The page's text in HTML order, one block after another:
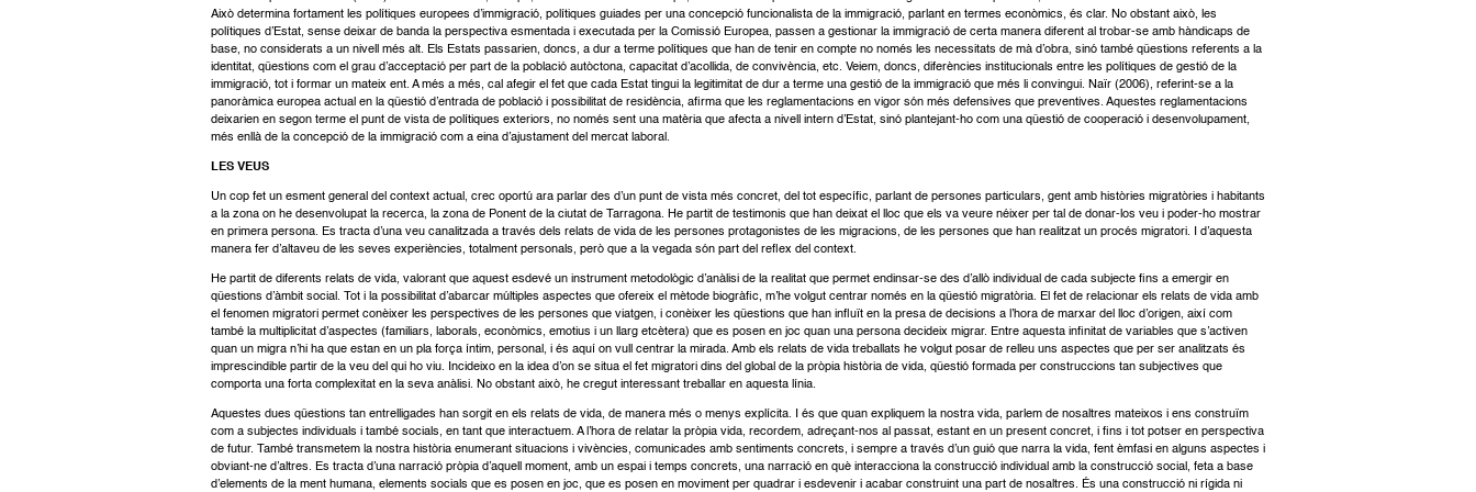
Això determina fortament les polítiques europees d’immigració, polítiques guiades per una concepció funcionalista de la immigració, parlant en termes econòmics, és clar. No obstant això, les
polítiques d’Estat, sense deixar de banda la perspectiva esmentada i executada per la Comissió Europea, passen a gestionar la immigració de certa manera diferent al trobar-se amb hàndicaps de
base, no considerats a un nivell més alt. Els Estats passarien, doncs, a dur a terme polítiques que han de tenir en compte no només les necessitats de mà d’obra, sinó també qüestions referents a la
identitat, qüestions com el grau d’acceptació per part de la població autòctona, capacitat d’acollida, de convivència, etc. Veiem, doncs, diferències institucionals entre les polítiques de gestió de la
immigració, tot i formar un mateix ent. A més a més, cal afegir el fet que cada Estat tingui la legitimitat de dur a terme una gestió de la immigració que més li convingui. Naïr (2006), referint-se a la
panoràmica europea actual en la qüestió d’entrada de població i possibilitat de residència, afirma que les reglamentacions en vigor són més defensives que preventives. Aquestes reglamentacions
deixarien en segon terme el punt de vista de polítiques exteriors, no només sent una matèria que afecta a nivell intern d’Estat, sinó plantejant-ho com una qüestió de cooperació i desenvolupament,
més enllà de la concepció de la immigració com a eina d’ajustament del mercat laboral.
LES VEUS
Un cop fet un esment general del context actual, crec oportú ara parlar des d’un punt de vista més concret, del tot específic, parlant de persones particulars, gent amb històries migratòries i habitants
a la zona on he desenvolupat la recerca, la zona de Ponent de la ciutat de Tarragona. He partit de testimonis que han deixat el lloc que els va veure néixer per tal de donar-los veu i poder-ho mostrar
en primera persona. Es tracta d’una veu canalitzada a través dels relats de vida de les persones protagonistes de les migracions, de les persones que han realitzat un procés migratori. I d’aquesta
manera fer d’altaveu de les seves experiències, totalment personals, però que a la vegada són part del reflex del context.
He partit de diferents relats de vida, valorant que aquest esdevé un instrument metodològic d’anàlisi de la realitat que permet endinsar-se des d’allò individual de cada subjecte fins a emergir en
qüestions d’àmbit social. Tot i la possibilitat d’abarcar múltiples aspectes que ofereix el mètode biogràfic, m’he volgut centrar només en la qüestió migratòria. El fet de relacionar els relats de vida amb
el fenomen migratori permet conèixer les perspectives de les persones que viatgen, i conèixer les qüestions que han influït en la presa de decisions a l’hora de marxar del lloc d’origen, així com
també la multiplicitat d’aspectes (familiars, laborals, econòmics, emotius i un llarg etcètera) que es posen en joc quan una persona decideix migrar. Entre aquesta infinitat de variables que s’activen
quan un migra n’hi ha que estan en un pla força íntim, personal, i és aquí on vull centrar la mirada. Amb els relats de vida treballats he volgut posar de relleu uns aspectes que per ser analitzats és
imprescindible partir de la veu del qui ho viu. Incideixo en la idea d’on se situa el fet migratori dins del global de la pròpia història de vida, qüestió formada per construccions tan subjectives que
comporta una forta complexitat en la seva anàlisi. No obstant això, he cregut interessant treballar en aquesta línia.
Aquestes dues qüestions tan entrelligades han sorgit en els relats de vida, de manera més o menys explícita. I és que quan expliquem la nostra vida, parlem de nosaltres mateixos i ens construïm
com a subjectes individuals i també socials, en tant que interactuem. A l’hora de relatar la pròpia vida, recordem, adreçant-nos al passat, estant en un present concret, i fins i tot potser en perspectiva
de futur. També transmetem la nostra història enumerant situacions i vivències, comunicades amb sentiments concrets, i sempre a través d’un guió que narra la vida, fent èmfasi en alguns aspectes i
obviant-ne d’altres. Es tracta d’una narració pròpia d’aquell moment, amb un espai i temps concrets, una narració en què interacciona la construcció individual amb la construcció social, feta a base
d’elements de la ment humana, elements socials que es posen en joc, que es posen en moviment per quadrar i esdevenir i acabar construint una part de nosaltres. És una construcció ni rígida ni